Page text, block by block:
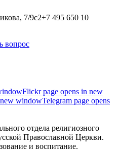
7/9с2+7 495 650 10
вопрос
Flickr page opens in new
windowTelegram page opens
отдела религиозного
Православной Церкви.
и воспитание.